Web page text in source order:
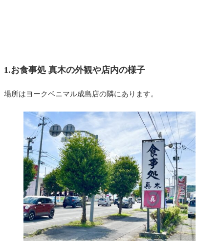
1.お食事処 真木の外観や店内の様子
場所はヨークベニマル成島店の隣にあります。